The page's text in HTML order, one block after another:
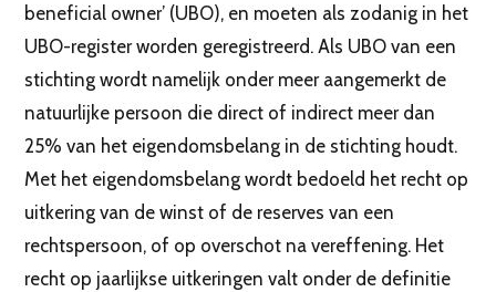
beneficial owner’ (UBO), en moeten als zodanig in het
UBO-register worden geregistreerd. Als UBO van een
stichting wordt namelijk onder meer aangemerkt de
natuurlijke persoon die direct of indirect meer dan
25% van het eigendomsbelang in de stichting houdt.
Met het eigendomsbelang wordt bedoeld het recht op
uitkering van de winst of de reserves van een
rechtspersoon, of op overschot na vereffening. Het
recht op jaarlijkse uitkeringen valt onder de definitie